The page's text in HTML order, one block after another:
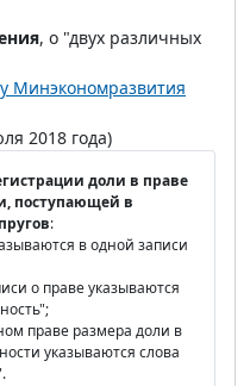
, о "двух различных
Минэкономразвития
2018 года)
доли в праве
поступающей в
:
в одной записи
о праве указываются
праве размера доли в
указываются слова